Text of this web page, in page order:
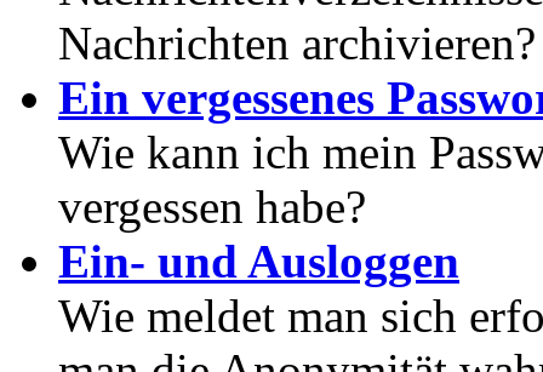
Nachrichten archivieren?
Ein vergessenes
Wie kann ich mein
vergessen habe?
Ein- und Ausloggen
Wie meldet man sich